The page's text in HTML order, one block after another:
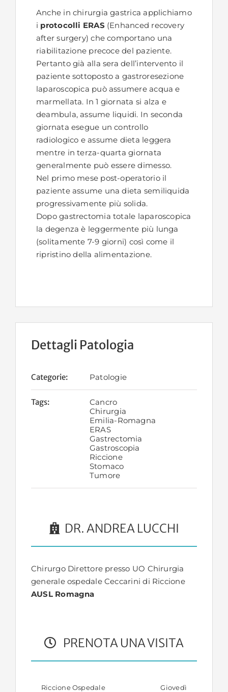
Anche in chirurgia gastrica applichiamo
i protocolli ERAS (Enhanced recovery
after surgery) che comportano una
riabilitazione precoce del paziente.
Pertanto già alla sera dell’intervento il
paziente sottoposto a gastroresezione
laparoscopica può assumere acqua e
marmellata. In 1 giornata si alza e
deambula, assume liquidi. In seconda
giornata esegue un controllo
radiologico e assume dieta leggera
mentre in terza-quarta giornata
generalmente può essere dimesso.
Nel primo mese post-operatorio il
paziente assume una dieta semiliquida
progressivamente più solida.
Dopo gastrectomia totale laparoscopica
la degenza è leggermente più lunga
(solitamente 7-9 giorni) così come il
ripristino della alimentazione.
Dettagli Patologia
Categorie: Patologie
Tags:
Cancro
Chirurgia
Emilia-Romagna
ERAS
Gastrectomia
Gastroscopia
Riccione
Stomaco
Tumore
DR. ANDREA LUCCHI
Chirurgo Direttore presso UO Chirurgia
generale ospedale Ceccarini di Riccione
AUSL Romagna
PRENOTA UNA VISITA
Riccione Ospedale
Giovedì